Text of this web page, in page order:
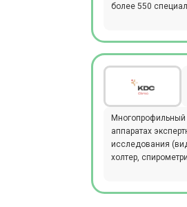
более 550
аппаратах
исследования
холтер,
томография (КТ)
пребывания,